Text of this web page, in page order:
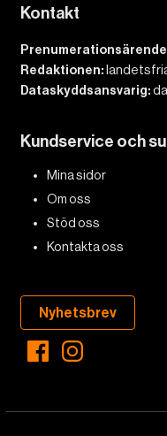
Kontakt
Redaktionen:
Dataskyddsansvarig:
Kundservice och
Mina sidor
Om oss
Stöd oss
Kontakta oss
Nyhetsbrev